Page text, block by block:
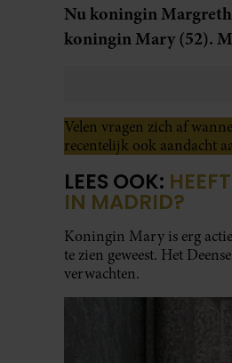
Nu koningin
koningin Mary (52).
Velen vragen zich af
recentelijk ook aandacht
LEES OOK:
IN MADRID?
Koningin Mary is erg
te zien geweest. Het
verwachten.